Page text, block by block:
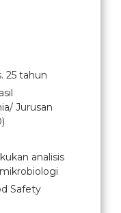
25 tahun
Jurusan
analisis
Safety